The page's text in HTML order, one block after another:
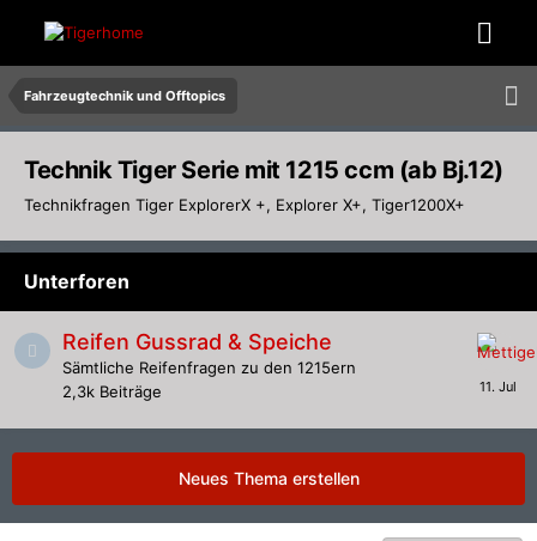
Fahrzeugtechnik und Offtopics
Technik Tiger Serie mit 1215 ccm (ab Bj.12)
Technikfragen Tiger ExplorerX +, Explorer X+, Tiger1200X+
Unterforen
Reifen Gussrad & Speiche
Sämtliche Reifenfragen zu den 1215ern
2,3k Beiträge
Neues Thema erstellen